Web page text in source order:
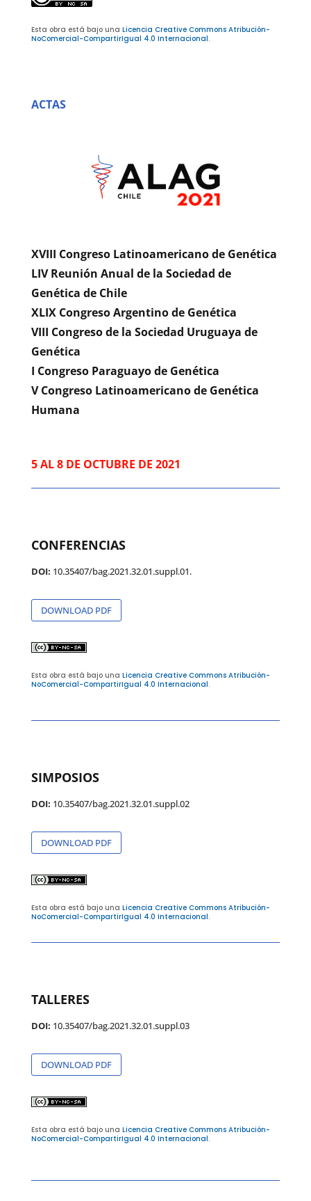
Esta obra está bajo una Licencia Creative Commons Atribución-
NoComercial-CompartirIgual 4.0 Internacional.
ACTAS
XVIII Congreso Latinoamericano de Genética
LIV Reunión Anual de la Sociedad de
Genética de Chile
XLIX Congreso Argentino de Genética
VIII Congreso de la Sociedad Uruguaya de
Genética
I Congreso Paraguayo de Genética
V Congreso Latinoamericano de Genética
Humana
5 AL 8 DE OCTUBRE DE 2021
CONFERENCIAS
DOI: 10.35407/bag.2021.32.01.suppl.01.
DOWNLOAD PDF
Esta obra está bajo una Licencia Creative Commons Atribución-
NoComercial-CompartirIgual 4.0 Internacional.
SIMPOSIOS
DOI: 10.35407/bag.2021.32.01.suppl.02
DOWNLOAD PDF
Esta obra está bajo una Licencia Creative Commons Atribución-
NoComercial-CompartirIgual 4.0 Internacional.
TALLERES
DOI: 10.35407/bag.2021.32.01.suppl.03
DOWNLOAD PDF
Esta obra está bajo una Licencia Creative Commons Atribución-
NoComercial-CompartirIgual 4.0 Internacional.